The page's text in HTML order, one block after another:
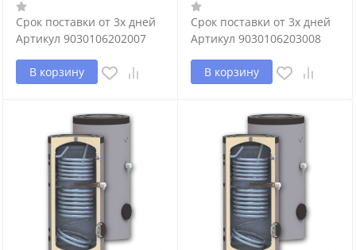
Срок поставки от 3х дней
Артикул 9030106202007
В корзину
Срок поставки от 3х дней
Артикул 9030106203008
В корзину